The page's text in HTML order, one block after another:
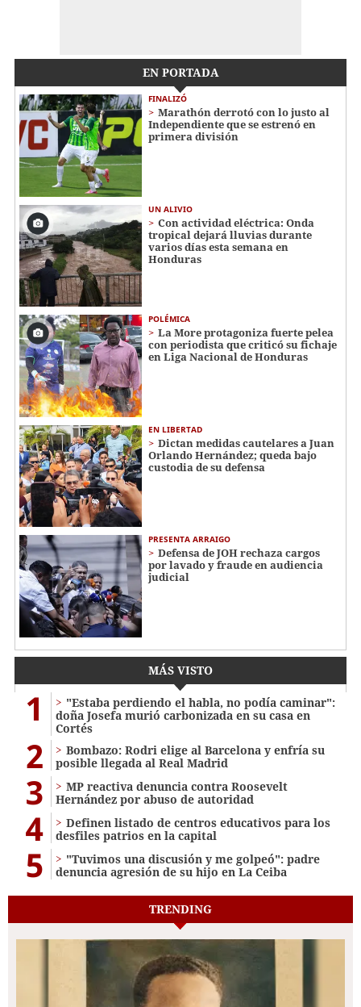
EN PORTADA
FINALIZÓ
Marathón derrotó con lo justo al
Independiente que se estrenó en
primera división
UN ALIVIO
Con actividad eléctrica: Onda
tropical dejará lluvias durante
varios días esta semana en
Honduras
POLÉMICA
La More protagoniza fuerte pelea
con periodista que criticó su fichaje
en Liga Nacional de Honduras
EN LIBERTAD
Dictan medidas cautelares a Juan
Orlando Hernández; queda bajo
custodia de su defensa
PRESENTA ARRAIGO
Defensa de JOH rechaza cargos
por lavado y fraude en audiencia
judicial
MÁS VISTO
1
"Estaba perdiendo el habla, no podía caminar":
doña Josefa murió carbonizada en su casa en
Cortés
2
Bombazo: Rodri elige al Barcelona y enfría su
posible llegada al Real Madrid
3
MP reactiva denuncia contra Roosevelt
Hernández por abuso de autoridad
4
Definen listado de centros educativos para los
desfiles patrios en la capital
5
"Tuvimos una discusión y me golpeó": padre
denuncia agresión de su hijo en La Ceiba
TRENDING